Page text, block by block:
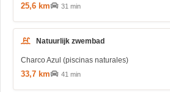
25,6 km 31 min
Natuurlijk zwembad
Charco Azul (piscinas naturales)
33,7 km 41 min